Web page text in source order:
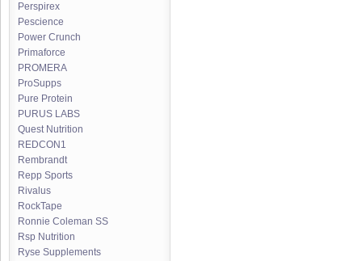
Perspirex
Pescience
Power Crunch
Primaforce
PROMERA
ProSupps
Pure Protein
PURUS LABS
Quest Nutrition
REDCON1
Rembrandt
Repp Sports
Rivalus
RockTape
Ronnie Coleman SS
Rsp Nutrition
Ryse Supplements